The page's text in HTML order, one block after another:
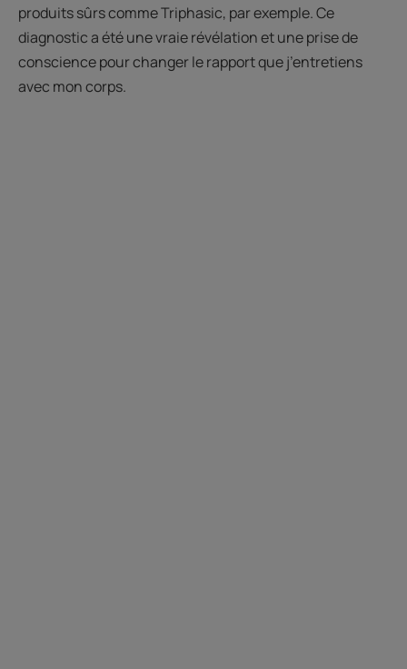
produits sûrs comme Triphasic, par exemple. Ce
diagnostic a été une vraie révélation et une prise de
conscience pour changer le rapport que j’entretiens
avec mon corps.